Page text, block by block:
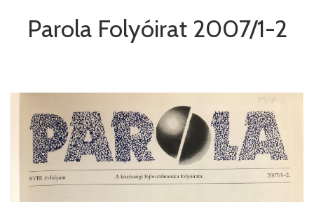
Parola Folyóirat 2007/1-2